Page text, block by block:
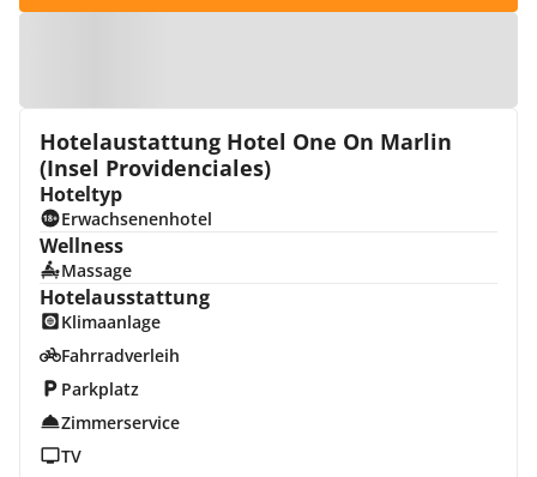
Hotelaustattung Hotel One On Marlin
(Insel Providenciales)
Hoteltyp
Erwachsenenhotel
Wellness
Massage
Hotelausstattung
Klimaanlage
Fahrradverleih
Parkplatz
Zimmerservice
TV